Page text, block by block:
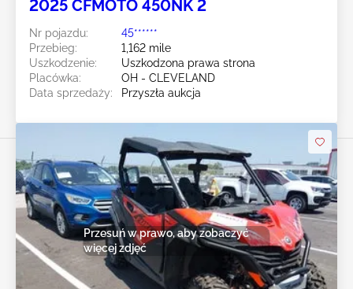
2025 CFMOTO 450NK 2
Nr pojazdu:
45******
Przebieg:
1,162 mile
Uszkodzenie:
Uszkodzona prawa strona
Placówka:
OH - CLEVELAND
Data sprzedaży:
Przyszła aukcja
Przesuń w prawo, aby zobaczyć
więcej zdjęć